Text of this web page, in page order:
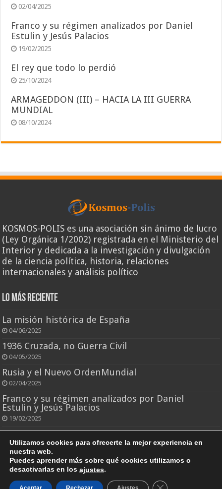
02/04/2025
Franco y su régimen analizados por Daniel
Estulin y Jesús Palacios
19/02/2025
El rey que todo lo perdió
25/10/2024
ARMAGEDDON (III) – HACIA LA III GUERRA
MUNDIAL
08/10/2024
KOSMOS-POLIS es una asociación sin ánimo de lucro
(Ley Orgánica 1/2002) registrada en el Ministerio del
Interior y dedicada a la investigación y divulgación
de la ciencia política, historia, relaciones
internacionales y análisis político
Lo más reciente
La misión histórica de España
04/06/2025
1936 Cruzada, no Guerra Civil
04/05/2025
Rusia y el Nuevo OrdenMundial
02/04/2025
Franco y su régimen analizados por Daniel
Estulin y Jesús Palacios
19/02/2025
El rey que todo lo perdió
25/10/2024
Utilizamos cookies para ofrecerte la mejor experiencia en
nuestra web.
Puedes aprender más sobre qué cookies utilizamos o
desactivarlas en los ajustes.
Cerrar el banner